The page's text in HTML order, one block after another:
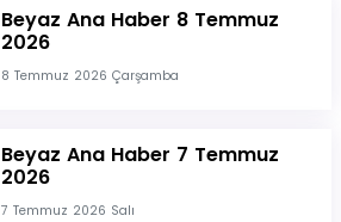
Beyaz Ana Haber 8 Temmuz
2026
8 Temmuz 2026 Çarşamba
Beyaz Ana Haber 7 Temmuz
2026
7 Temmuz 2026 Salı